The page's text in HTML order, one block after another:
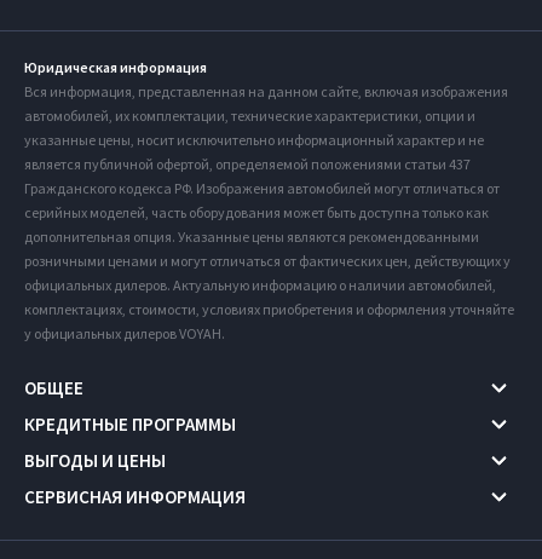
Юридическая информация
Вся информация, представленная на данном сайте, включая изображения
автомобилей, их комплектации, технические характеристики, опции и
указанные цены, носит исключительно информационный характер и не
является публичной офертой, определяемой положениями статьи 437
Гражданского кодекса РФ. Изображения автомобилей могут отличаться от
серийных моделей, часть оборудования может быть доступна только как
дополнительная опция. Указанные цены являются рекомендованными
розничными ценами и могут отличаться от фактических цен, действующих у
официальных дилеров. Актуальную информацию о наличии автомобилей,
комплектациях, стоимости, условиях приобретения и оформления уточняйте
у официальных дилеров VOYAH.
ОБЩЕЕ
КРЕДИТНЫЕ ПРОГРАММЫ
ВЫГОДЫ И ЦЕНЫ
СЕРВИСНАЯ ИНФОРМАЦИЯ